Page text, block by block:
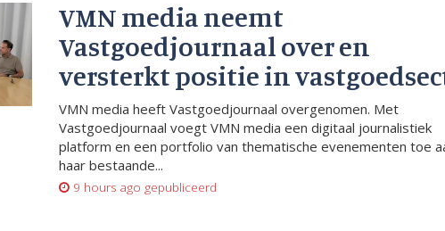
VMN media neemt
Vastgoedjournaal over en
versterkt positie in
VMN media heeft Vastgoedjournaal overgenomen. Met
Vastgoedjournaal voegt VMN media een digitaal journalistiek
platform en een portfolio van thematische evenementen toe
haar bestaande...
9 hours ago gepubliceerd